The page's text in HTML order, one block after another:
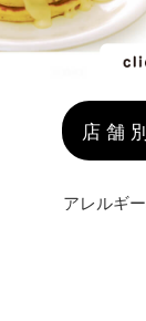
店舗
アレルギ